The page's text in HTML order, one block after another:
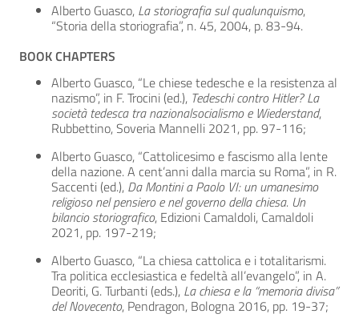
Alberto Guasco, La storiografia sul qualunquismo,
“Storia della storiografia”, n. 45, 2004, p. 83-94.
BOOK CHAPTERS
Alberto Guasco, “Le chiese tedesche e la resistenza al
nazismo”, in F. Trocini (ed.), Tedeschi contro Hitler? La
società tedesca tra nazionalsocialismo e Wiederstand,
Rubbettino, Soveria Mannelli 2021, pp. 97-116;
Alberto Guasco, “Cattolicesimo e fascismo alla lente
della nazione. A cent’anni dalla marcia su Roma”, in R.
Saccenti (ed.), Da Montini a Paolo VI: un umanesimo
religioso nel pensiero e nel governo della chiesa. Un
bilancio storiografico, Edizioni Camaldoli, Camaldoli
2021, pp. 197-219;
Alberto Guasco, “La chiesa cattolica e i totalitarismi.
Tra politica ecclesiastica e fedeltà all’evangelo”, in A.
Deoriti, G. Turbanti (eds.), La chiesa e la “memoria divisa”
del Novecento, Pendragon, Bologna 2016, pp. 19-37;